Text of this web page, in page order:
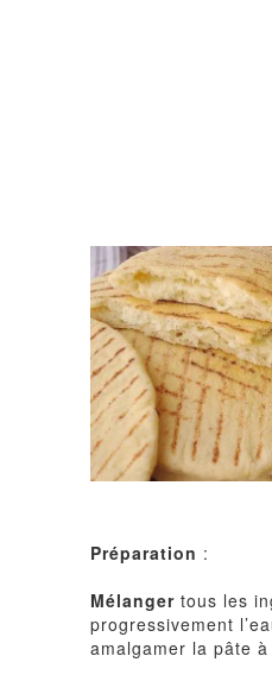
Préparation :
Mélanger tous les
progressivement
amalgamer la pâte